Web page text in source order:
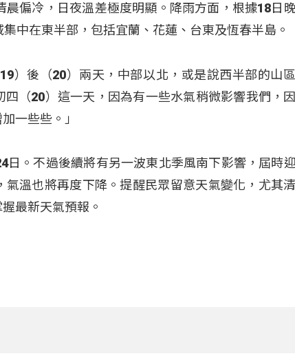
偏冷，日夜溫差極度明顯。降雨方面，根據18日
中在東半部，包括宜蘭、花蓮、台東及恆春半島。
）後（20）兩天，中部以北，或是說西半部的山
（20）這一天，因為有一些水氣稍微影響我們，
一些些。」
日。不過後續將有另一波東北季風南下影響，屆時
溫也將再度下降。提醒民眾留意天氣變化，尤其
最新天氣預報。